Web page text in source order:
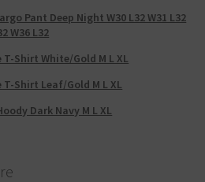
Pant Deep Night W30 L32 W31 L32
W36 L32
Shirt White/Gold M L XL
T-Shirt Leaf/Gold M L XL
Dark Navy M L XL